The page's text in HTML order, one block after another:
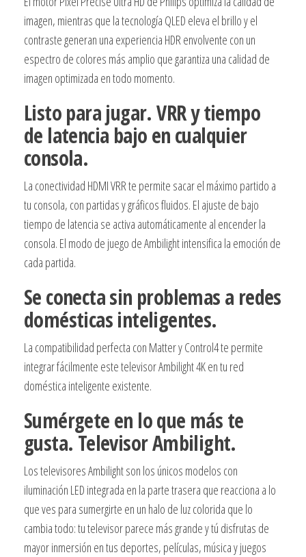
imagen, mientras que la tecnología QLED eleva el brillo y el
contraste generan una experiencia HDR envolvente con un
espectro de colores más amplio que garantiza una calidad de
imagen optimizada en todo momento.
Listo para jugar. VRR y tiempo
de latencia bajo en cualquier
consola.
La conectividad HDMI VRR te permite sacar el máximo partido a
tu consola, con partidas y gráficos fluidos. El ajuste de bajo
tiempo de latencia se activa automáticamente al encender la
consola. El modo de juego de Ambilight intensifica la emoción de
cada partida.
Se conecta sin problemas a redes
domésticas inteligentes.
La compatibilidad perfecta con Matter y Control4 te permite
integrar fácilmente este televisor Ambilight 4K en tu red
doméstica inteligente existente.
Sumérgete en lo que más te
gusta. Televisor Ambilight.
Los televisores Ambilight son los únicos modelos con
iluminación LED integrada en la parte trasera que reacciona a lo
que ves para sumergirte en un halo de luz colorida que lo
cambia todo: tu televisor parece más grande y tú disfrutas de
mayor inmersión en tus deportes, películas, música y juegos